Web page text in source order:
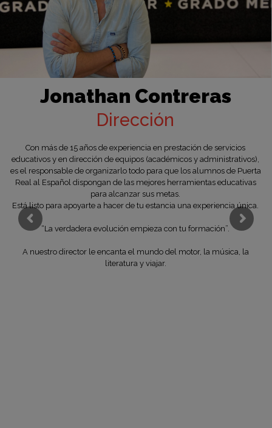
Dirección
Jonathan Contreras
Con más de 15 años de experiencia en prestación de servicios
educativos y en dirección de equipos (académicos y administrativos),
es el responsable de organizarlo todo para que los alumnos de Puerta
Real al Español dispongan de las mejores herramientas educativas
para alcanzar sus metas.
Está listo para apoyarte a hacer de tu estancia una experiencia única.
“La verdadera evolución empieza con tu formación”.
A nuestro director le encanta el mundo del motor, la música, la
literatura y viajar.